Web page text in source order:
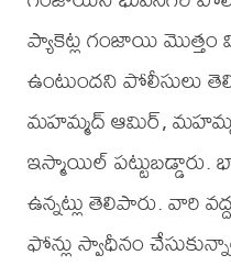
ప్యాకెట్ల గంజాయి మొత్తం
ఉంటుందని పోలీసులు
మహమ్మద్ ఆమిర్,
ఇస్మాయిల్
ఉన్నట్లు తెలిపారు. వారి
ఫోన్లు స్వాధీనం